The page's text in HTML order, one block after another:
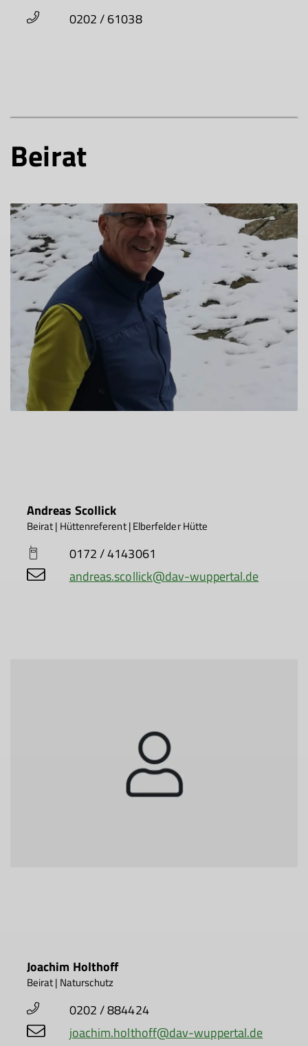
0202 / 61038
Beirat
Andreas Scollick
Beirat | Hüttenreferent | Elberfelder Hütte
0172 / 4143061
andreas.scollick@dav-wuppertal.de
Joachim Holthoff
Beirat | Naturschutz
0202 / 884424
joachim.holthoff@dav-wuppertal.de